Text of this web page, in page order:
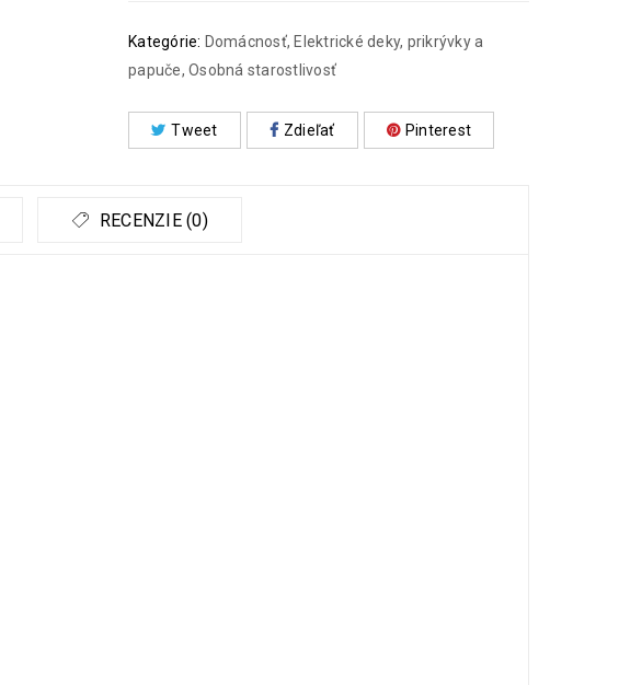
Kategórie: Domácnosť, Elektrické deky, prikrývky a
papuče, Osobná starostlivosť
Tweet Zdieľať Pinterest
RECENZIE (0)